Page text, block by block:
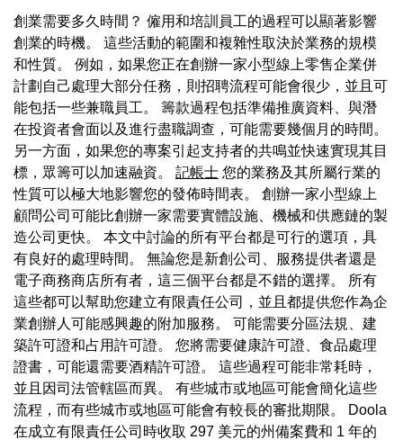
創業需要多久時間？ 僱用和培訓員工的過程可以顯著影響
創業的時機。 這些活動的範圍和複雜性取決於業務的規模
和性質。 例如，如果您正在創辦一家小型線上零售企業併
計劃自己處理大部分任務，則招聘流程可能會很少，並且可
能包括一些兼職員工。 籌款過程包括準備推廣資料、與潛
在投資者會面以及進行盡職調查，可能需要幾個月的時間。
另一方面，如果您的專案引起支持者的共鳴並快速實現其目
標，眾籌可以加速融資。 記帳士 您的業務及其所屬行業的
性質可以極大地影響您的發佈時間表。 創辦一家小型線上
顧問公司可能比創辦一家需要實體設施、機械和供應鏈的製
造公司更快。 本文中討論的所有平台都是可行的選項，具
有良好的處理時間。 無論您是新創公司、服務提供者還是
電子商務商店所有者，這三個平台都是不錯的選擇。 所有
這些都可以幫助您建立有限責任公司，並且都提供您作為企
業創辦人可能感興趣的附加服務。 可能需要分區法規、建
築許可證和占用許可證。 您將需要健康許可證、食品處理
證書，可能還需要酒精許可證。 這些過程可能非常耗時，
並且因司法管轄區而異。 有些城市或地區可能會簡化這些
流程，而有些城市或地區可能會有較長的審批期限。 Doola
在成立有限責任公司時收取 297 美元的州備案費和 1 年的